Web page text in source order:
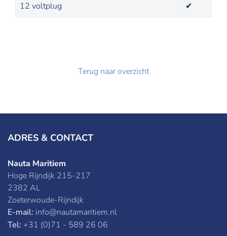
12 voltplug
✔
Terug naar overzicht
ADRES & CONTACT
Nauta Maritiem
Hoge Rijndijk 215-217
2382 AL
Zoeterwoude-Rijndijk
E-mail: info@nautamaritiem.nl
Tel: +31 (0)71 - 589 26 06